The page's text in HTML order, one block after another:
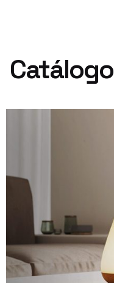
Catálogo